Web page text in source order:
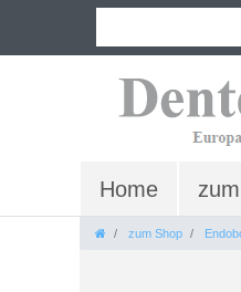
Home
zum Shop